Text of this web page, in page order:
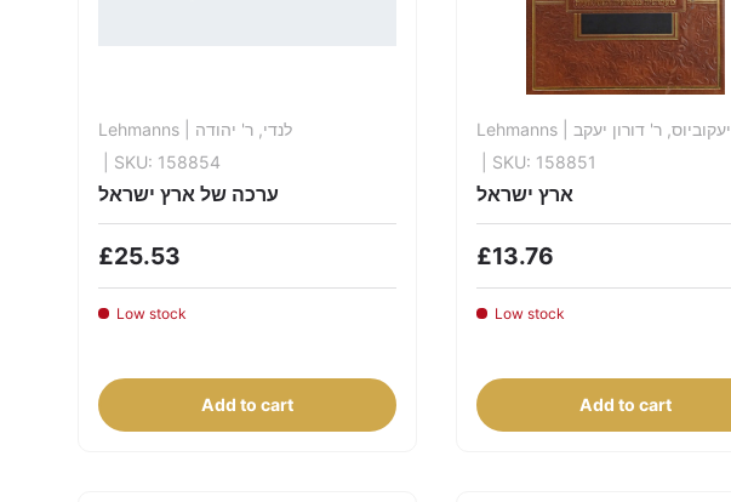
Lehmanns
| לנדי, ר' יהודה
| SKU: 158854
ערכה של ארץ ישראל
£25.53
Low stock
Add to cart
Lehmanns
| יעקוביוס, ר' דורון יעקב
| SKU: 158851
ארץ ישראל
£13.76
Low stock
Add to cart